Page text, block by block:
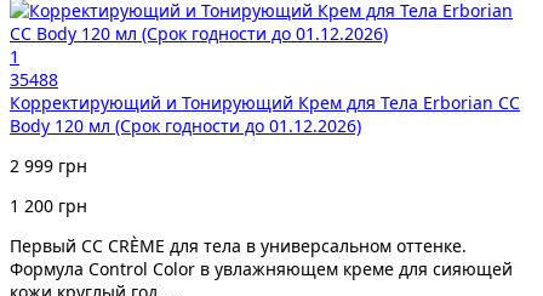
1
35488
Корректирующий и Тонирующий Крем для Тела Erborian CC
Body 120 мл (Срок годности до 01.12.2026)
2 999 грн
1 200 грн
Первый CC CRÈME для тела в универсальном оттенке.
Формула Control Color в увлажняющем креме для сияющей